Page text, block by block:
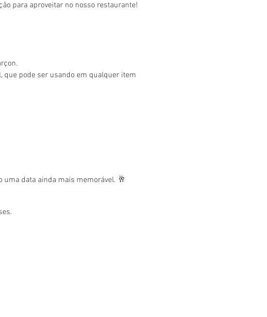
para aproveitar no nosso restaurante!
pode ser usando em qualquer item
uma data ainda mais memorável. 🥂